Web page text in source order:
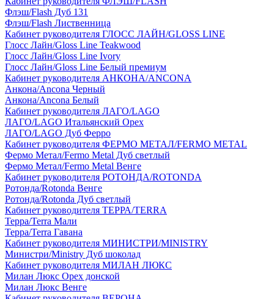
Флэш/Flash Дуб 131
Флэш/Flash Лиственница
Кабинет руководителя ГЛОСС ЛАЙН/GLOSS LINE
Глосс Лайн/Gloss Line Teakwood
Глосс Лайн/Gloss Line Ivory
Глосс Лайн/Gloss Line Белый премиум
Кабинет руководителя АНКОНА/ANCONA
Анкона/Ancona Черный
Анкона/Ancona Белый
Кабинет руководителя ЛАГО/LAGO
ЛАГО/LAGO Итальянский Орех
ЛАГО/LAGO Дуб Ферро
Кабинет руководителя ФЕРМО МЕТАЛ/FERMO METAL
Фермо Метал/Fermo Metal Дуб светлый
Фермо Метал/Fermo Metal Венге
Кабинет руководителя РОТОНДА/ROTONDA
Ротонда/Rotonda Венге
Ротонда/Rotonda Дуб светлый
Кабинет руководителя ТЕРРА/TERRA
Терра/Terra Мали
Терра/Terra Гавана
Кабинет руководителя МИНИСТРИ/MINISTRY
Министри/Ministry Дуб шоколад
Кабинет руководителя МИЛАН ЛЮКС
Милан Люкс Орех донской
Милан Люкс Венге